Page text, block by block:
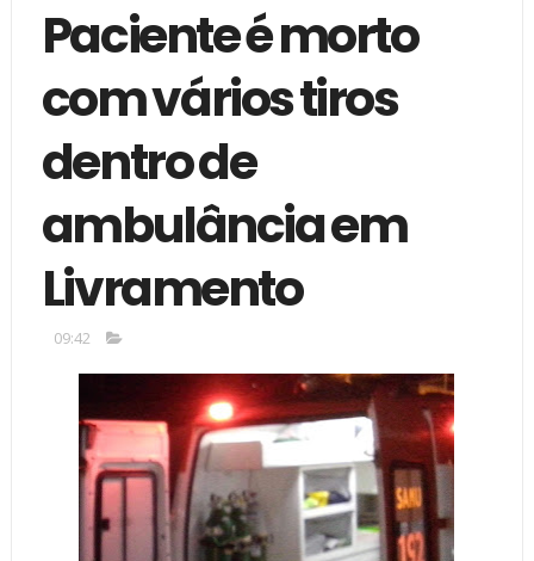
Paciente é morto
com vários tiros
dentro de
ambulância em
Livramento
09:42